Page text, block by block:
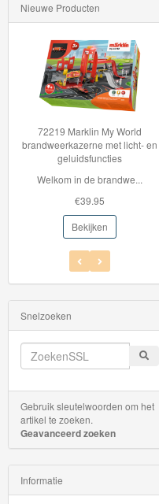
Thomas
trein
hout
Adventures
Thomas
Accessoires
Thomas
de
Trein
Minis
Speelgoed
Thomas
Pre-
School
Nieuwe Producten
72219 Marklin My World
brandweerkazerne met licht- en
geluidsfuncties
Welkom in de brandwe...
€39.95
Bekijken
Snelzoeken
Gebruik sleutelwoorden om het
artikel te zoeken.
Geavanceerd zoeken
Informatie